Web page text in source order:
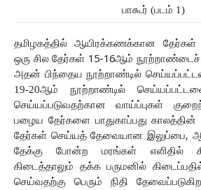
பாகூர் (படம் 1)
தமிழகத்தில் ஆயிரக்கணக்கான தேர்கள்
ஒரு சில தேர்கள் 15-16ஆம் நூற்றாண்டைச்
அதன் பிந்தைய நூற்றாண்டில்
19-20ஆம் நூற்றாண்டில்
செய்யப்படுவதற்கான
வாய்ப்புகள்
பழைய தேர்களை பாதுகாப்பது காலத்தின்
தேர்கள் செய்யத் தேவையான இலுப்பை,
தேக்கு போன்ற
மரங்கள் எளிதில்
கிடைத்தாலும் தக்க பருமனில்
செய்வதற்கு பெரும் நிதி